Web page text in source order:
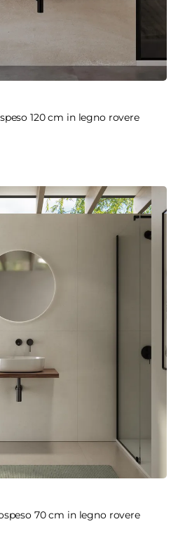
120 cm in legno rovere
70 cm in legno rovere